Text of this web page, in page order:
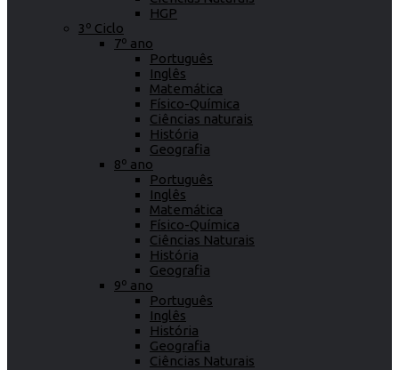
HGP
3º Ciclo
7º ano
Português
Inglês
Matemática
Físico-Química
Ciências naturais
História
Geografia
8º ano
Português
Inglês
Matemática
Físico-Química
Ciências Naturais
História
Geografia
9º ano
Português
Inglês
História
Geografia
Ciências Naturais